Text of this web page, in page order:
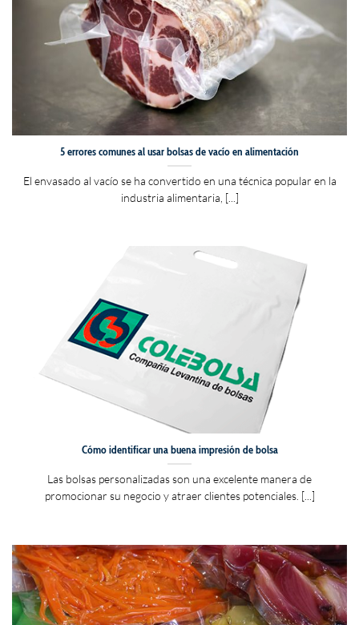
5 errores comunes al usar bolsas de vacío en alimentación
El envasado al vacío se ha convertido en una técnica popular en la
industria alimentaria, [...]
Cómo identificar una buena impresión de bolsa
Las bolsas personalizadas son una excelente manera de
promocionar su negocio y atraer clientes potenciales. [...]